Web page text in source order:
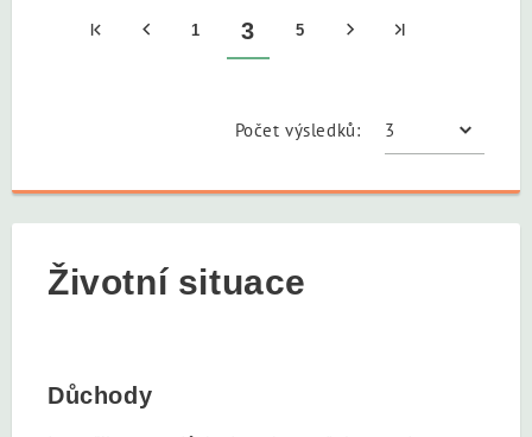
1 3 5
Počet výsledků:
Životní situace
Důchody